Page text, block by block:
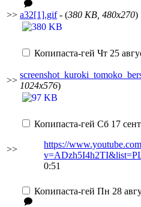
>> a32[1].gif- (380 KB, 480x270)
>>
Копипаста-гей Чт 25
1024x576)
>>
Копипаста-гей Сб 17
https://
0:51
Копипаста-гей Пн 28